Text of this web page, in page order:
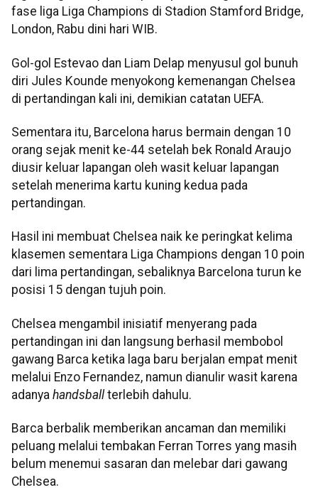
fase liga Liga Champions di Stadion Stamford Bridge,
London, Rabu dini hari WIB.
Gol-gol Estevao dan Liam Delap menyusul gol bunuh
diri Jules Kounde menyokong kemenangan Chelsea
di pertandingan kali ini, demikian catatan UEFA.
Sementara itu, Barcelona harus bermain dengan 10
orang sejak menit ke-44 setelah bek Ronald Araujo
diusir keluar lapangan oleh wasit keluar lapangan
setelah menerima kartu kuning kedua pada
pertandingan.
Hasil ini membuat Chelsea naik ke peringkat kelima
klasemen sementara Liga Champions dengan 10 poin
dari lima pertandingan, sebaliknya Barcelona turun ke
posisi 15 dengan tujuh poin.
Chelsea mengambil inisiatif menyerang pada
pertandingan ini dan langsung berhasil membobol
gawang Barca ketika laga baru berjalan empat menit
melalui Enzo Fernandez, namun dianulir wasit karena
adanya handsballterlebih dahulu.
Barca berbalik memberikan ancaman dan memiliki
peluang melalui tembakan Ferran Torres yang masih
belum menemui sasaran dan melebar dari gawang
Chelsea.